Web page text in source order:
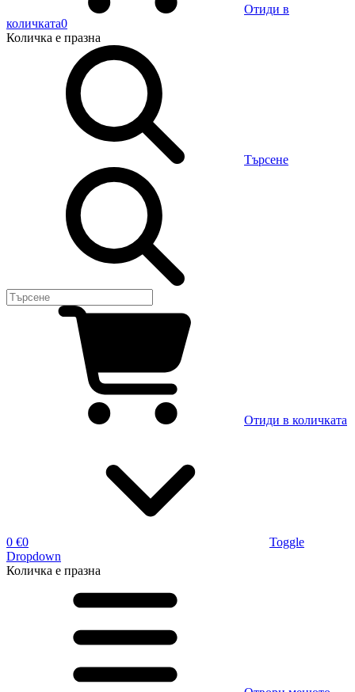
Отиди в
количката0
Количка е празна
Търсене
Отиди в количката
0 €0
Toggle
Dropdown
Количка е празна